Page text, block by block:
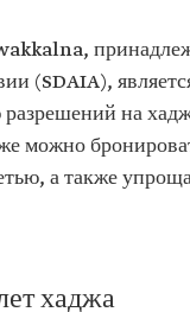
(SDAIA),
на
можно
а также
хаджа